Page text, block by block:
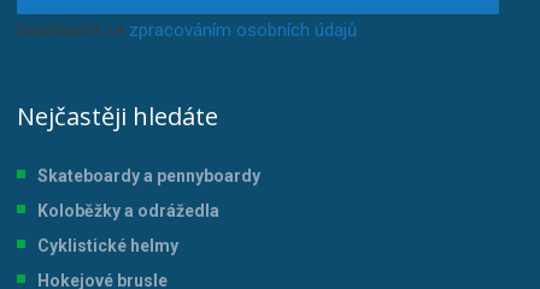
Souhlasím se zpracováním osobních údajů.
Nejčastěji hledáte
Skateboardy a pennyboardy
Koloběžky a odrážedla
Cyklistické helmy
Hokejové brusle